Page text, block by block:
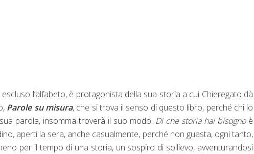
l’alfabeto, è protagonista della sua storia a cui Chieregato dà
, Parole su misura, che si trova il senso di questo libro, perché chi lo
parola, insomma troverà il suo modo. Di che storia hai bisognoè
aperti la sera, anche casualmente, perché non guasta, ogni tanto,
per il tempo di una storia, un sospiro di sollievo, avventurandosi